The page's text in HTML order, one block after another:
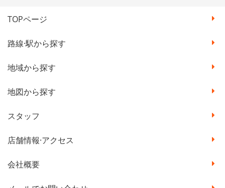
TOPページ
路線·駅から探す
地域から探す
地図から探す
スタッフ
店舗情報·アクセス
会社概要